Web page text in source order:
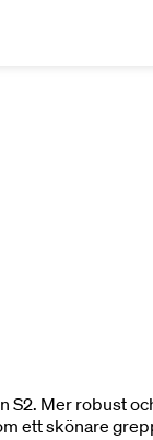
S2. Mer robust
ett skönare